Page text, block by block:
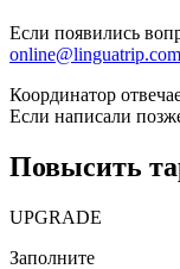
Если появились
online@linguatrip.com
Координатор
Если написали
Повысить
UPGRADE
Заполните